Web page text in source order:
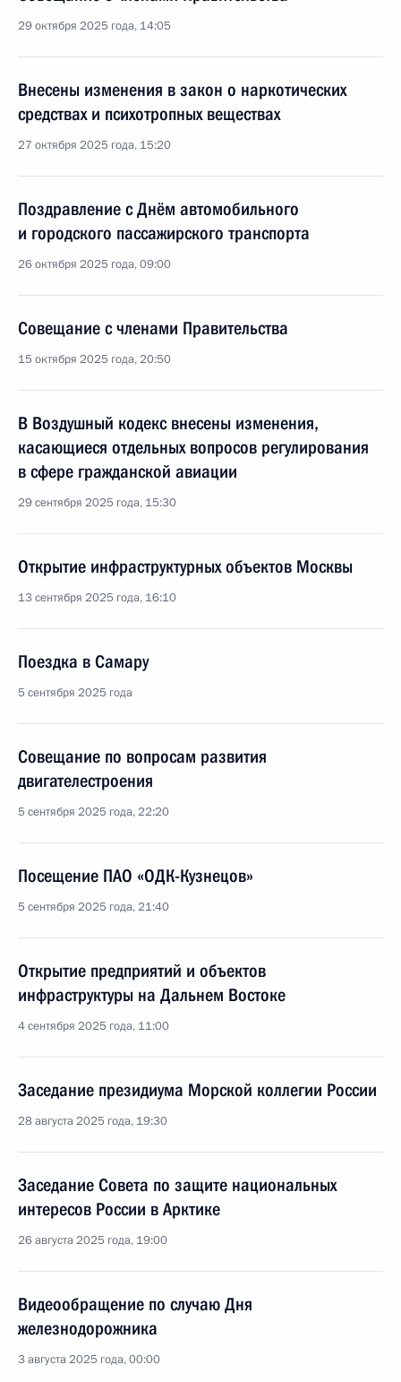
29 октября 2025 года, 14:05
Внесены изменения в закон о наркотических
средствах и психотропных веществах
27 октября 2025 года, 15:20
Поздравление с Днём автомобильного
и городского пассажирского транспорта
26 октября 2025 года, 09:00
Совещание с членами Правительства
15 октября 2025 года, 20:50
В Воздушный кодекс внесены изменения,
касающиеся отдельных вопросов регулирования
в сфере гражданской авиации
29 сентября 2025 года, 15:30
Открытие инфраструктурных объектов Москвы
13 сентября 2025 года, 16:10
Поездка в Самару
5 сентября 2025 года
Совещание по вопросам развития
двигателестроения
5 сентября 2025 года, 22:20
Посещение ПАО «ОДК-Кузнецов»
5 сентября 2025 года, 21:40
Открытие предприятий и объектов
инфраструктуры на Дальнем Востоке
4 сентября 2025 года, 11:00
Заседание президиума Морской коллегии России
28 августа 2025 года, 19:30
Заседание Совета по защите национальных
интересов России в Арктике
26 августа 2025 года, 19:00
Видеообращение по случаю Дня
железнодорожника
3 августа 2025 года, 00:00